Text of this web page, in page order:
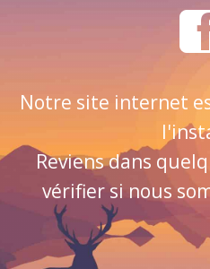
Notre site internet
Reviens dans
vérifier si nous